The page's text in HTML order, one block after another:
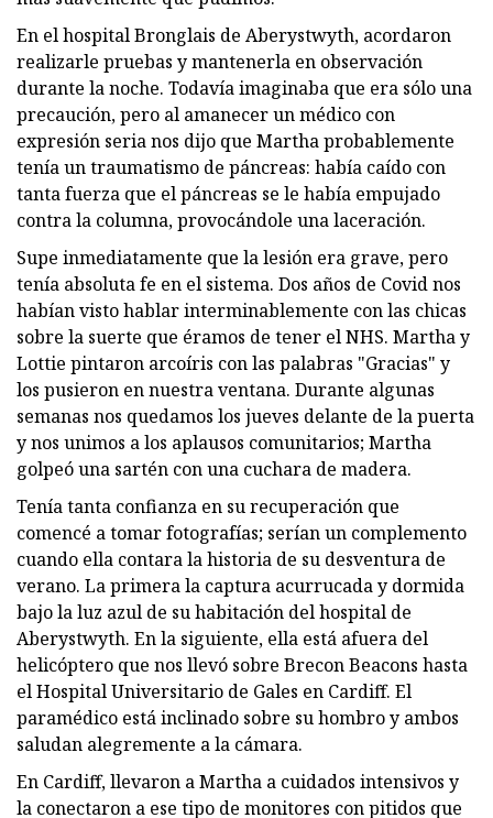
En el hospital Bronglais de Aberystwyth, acordaron
realizarle pruebas y mantenerla en observación
durante la noche. Todavía imaginaba que era sólo una
precaución, pero al amanecer un médico con
expresión seria nos dijo que Martha probablemente
tenía un traumatismo de páncreas: había caído con
tanta fuerza que el páncreas se le había empujado
contra la columna, provocándole una laceración.
Supe inmediatamente que la lesión era grave, pero
tenía absoluta fe en el sistema. Dos años de Covid nos
habían visto hablar interminablemente con las chicas
sobre la suerte que éramos de tener el NHS. Martha y
Lottie pintaron arcoíris con las palabras "Gracias" y
los pusieron en nuestra ventana. Durante algunas
semanas nos quedamos los jueves delante de la puerta
y nos unimos a los aplausos comunitarios; Martha
golpeó una sartén con una cuchara de madera.
Tenía tanta confianza en su recuperación que
comencé a tomar fotografías; serían un complemento
cuando ella contara la historia de su desventura de
verano. La primera la captura acurrucada y dormida
bajo la luz azul de su habitación del hospital de
Aberystwyth. En la siguiente, ella está afuera del
helicóptero que nos llevó sobre Brecon Beacons hasta
el Hospital Universitario de Gales en Cardiff. El
paramédico está inclinado sobre su hombro y ambos
saludan alegremente a la cámara.
En Cardiff, llevaron a Martha a cuidados intensivos y
la conectaron a ese tipo de monitores con pitidos que